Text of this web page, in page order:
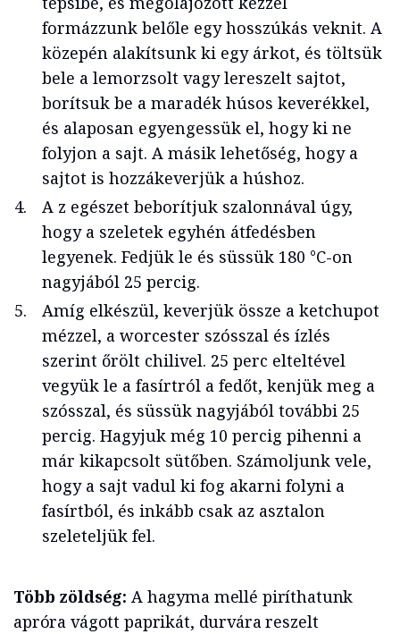
formázzunk belőle egy hosszúkás veknit. A
közepén alakítsunk ki egy árkot, és töltsük
bele a lemorzsolt vagy lereszelt sajtot,
borítsuk be a maradék húsos keverékkel,
és alaposan egyengessük el, hogy ki ne
folyjon a sajt. A másik lehetőség, hogy a
sajtot is hozzákeverjük a húshoz.
A z egészet beborítjuk szalonnával úgy,
hogy a szeletek egyhén átfedésben
legyenek. Fedjük le és süssük 180 °C-on
nagyjából 25 percig.
Amíg elkészül, keverjük össze a ketchupot
mézzel, a worcester szósszal és ízlés
szerint őrölt chilivel. 25 perc elteltével
vegyük le a fasírtról a fedőt, kenjük meg a
szósszal, és süssük nagyjából további 25
percig. Hagyjuk még 10 percig pihenni a
már kikapcsolt sütőben. Számoljunk vele,
hogy a sajt vadul ki fog akarni folyni a
fasírtból, és inkább csak az asztalon
szeleteljük fel.
Több zöldség: A hagyma mellé piríthatunk
apróra vágott paprikát, durvára reszelt